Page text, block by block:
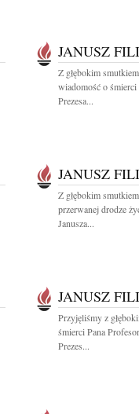
JANUSZ
Z głębokim
wiadomość o
Prezesa...
JANUSZ
Z głębokim
przerwanej drodze
Janusza...
JANUSZ
Przyjęliśmy z
śmierci Pana
Prezes...